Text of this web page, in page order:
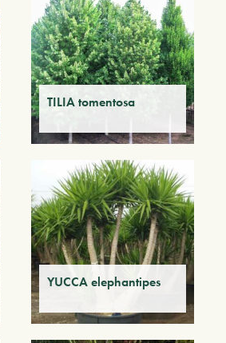
TILIA tomentosa
YUCCA elephantipes